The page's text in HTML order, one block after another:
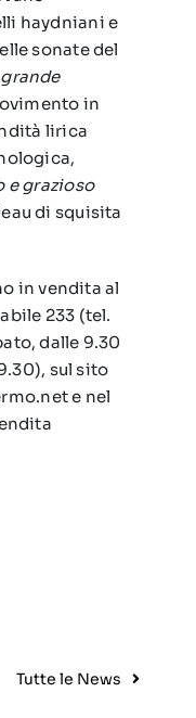
haydniani e
sonate del
in
lirica
e grazioso
di squisita
in vendita al
233 (tel.
dalle 9.30
sul sito
e nel
Tutte le News